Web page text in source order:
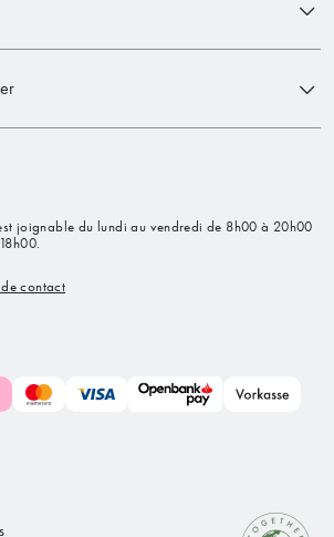
joignable du lundi au vendredi de 8h00 à 20h00
contact